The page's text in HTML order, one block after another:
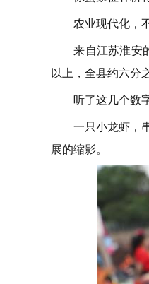
农业现代化，不
来自江苏淮安的
以上，全县约六分
听了这几个数字
一只小龙虾，串
展的缩影。